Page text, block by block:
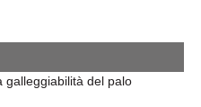
galleggiabilità del palo